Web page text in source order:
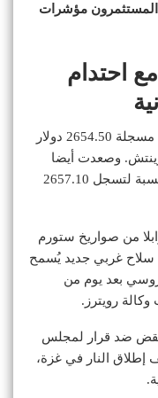
المستثمرون مؤشرات
احتدام
0.2 بالمئة مسجلة 2654.50 دولار
0023 بتوقيت غرينتش. وصعدت أيضا
العقود الأميركية الآجلة للذهب بنفس النسبة لتسجل 2657.10
من صواريخ ستورم
سلاح غربي جديد يُسمح
بعد يوم من
وكالة رويترز.
ضد قرار لمجلس
إطلاق النار في غزة،